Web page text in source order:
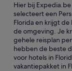
Hier bij
selecteert een
Florida en krijgt de
de omgeving. Je
gehele reisplan
hebben de beste
voor hotels in
vakantiepakket in